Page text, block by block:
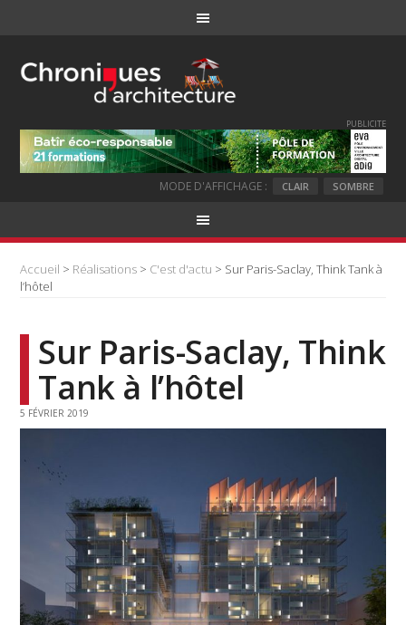
PUBLICITE
MODE D'AFFICHAGE : CLAIR SOMBRE
Accueil > Réalisations > C'est d'actu > Sur Paris-Saclay, Think Tank à
l’hôtel
Sur Paris-Saclay, Think
Tank à l’hôtel
5 FÉVRIER 2019